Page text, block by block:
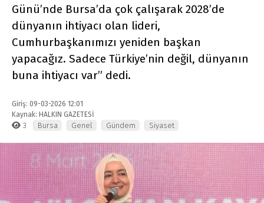
Günü’nde Bursa’da çok çalışarak 2028’de
dünyanın ihtiyacı olan lideri,
Cumhurbaşkanımızı yeniden başkan
yapacağız. Sadece Türkiye’nin değil, dünyanın
buna ihtiyacı var” dedi.
Giriş: 09-03-2026 12:01
Kaynak: HALKIN GAZETESİ
3 Bursa Genel Gündem Siyaset